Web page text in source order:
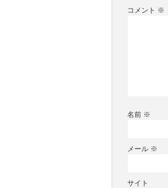
コメント ※
名前 ※
メール ※
サイト